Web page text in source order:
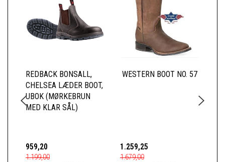
REDBACK BONSALL,
CHELSEA LÆDER BOOT,
UBOK (MØRKEBRUN
MED KLAR SÅL)
959,20
1.199,00
WESTERN BOOT NO. 57
1.259,25
1.679,00